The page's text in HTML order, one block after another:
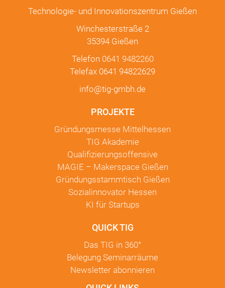
Technologie- und Innovationszentrum Gießen
Winchesterstraße 2
35394 Gießen
Telefon 0641 9482260
Telefax 0641 94822629
info@tig-gmbh.de
PROJEKTE
Gründungsmesse Mittelhessen
TIG Akademie
Qualifizierungsoffensive
MAGIE – Makerspace Gießen
Gründungsstammtisch Gießen
Sozialinnovator Hessen
KI für Startups
QUICK TIG
Das TIG in 360°
Belegung Seminarräume
Newsletter abonnieren